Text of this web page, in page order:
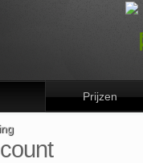
Prijzen